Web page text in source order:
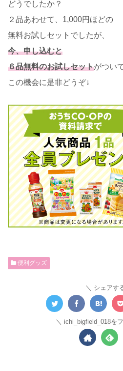
どうでしたか？
２品あわせて、1,000円ほどの
無料お試しセットでしたが、
今、申し込むと
６品無料のお試しセットがつい
この機会に是非どうぞ↓
便利グッズ
シェアす
ichi_bigfield_018を